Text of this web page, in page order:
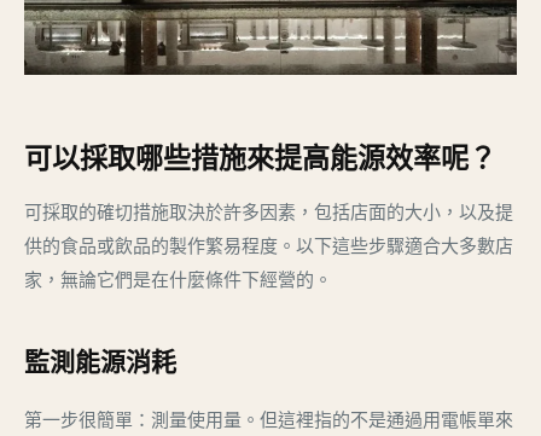
可以採取哪些措施來提高能源效率呢？
可採取的確切措施取決於許多因素，包括店面的大小，以及提
供的食品或飲品的製作繁易程度。以下這些步驟適合大多數店
家，無論它們是在什麼條件下經營的。
監測能源消耗
第一步很簡單：測量使用量。但這裡指的不是通過用電帳單來